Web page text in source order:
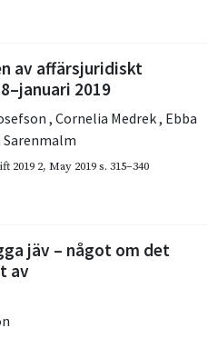
av affärsjuridiskt
2019
, Cornelia Medrek, Ebba
Sarenmalm
2019 2, May 2019s. 315–340
jäv – något om det
av